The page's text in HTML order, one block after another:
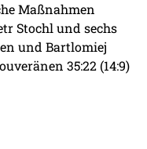
Maßnahmen
Stochl und sechs
und Bartlomiej
35:22 (14:9)